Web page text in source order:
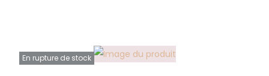
En rupture de stock